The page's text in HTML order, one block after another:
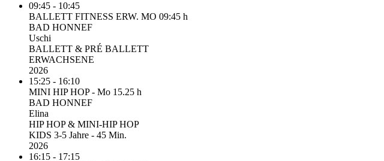
09:45 - 10:45
BALLETT FITNESS ERW. MO 09:45 h
BAD HONNEF
Uschi
BALLETT & PRÉ BALLETT
ERWACHSENE
2026
15:25 - 16:10
MINI HIP HOP - Mo 15.25 h
BAD HONNEF
Elina
HIP HOP & MINI-HIP HOP
KIDS 3-5 Jahre - 45 Min.
2026
16:15 - 17:15